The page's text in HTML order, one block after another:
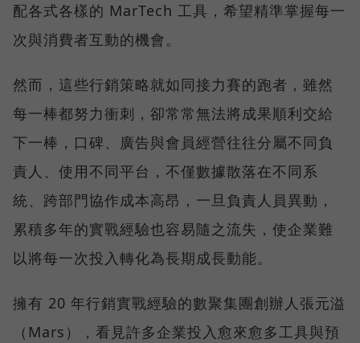
配各式各樣的 MarTech 工具，希望精準掌握每一
次與消費者互動的機會。
然而，這些行銷策略就如同接力賽的跑者，雖然
每一棒都努力衝刺，卻常常無法將成果順利交給
下一棒，口碑、廣告與會員經營往往分屬不同負
責人、使用不同平台，不僅數據散落在不同系
統、跨部門協作成本高昂，一旦負責人員異動，
累積多年的實戰經驗也容易隨之流失，使企業難
以將每一次投入轉化為長期成長動能。
擁有 20 年行銷實戰經驗的數聚集團創辦人張元溢
（Mars），看見許多企業投入愈來愈多工具與預